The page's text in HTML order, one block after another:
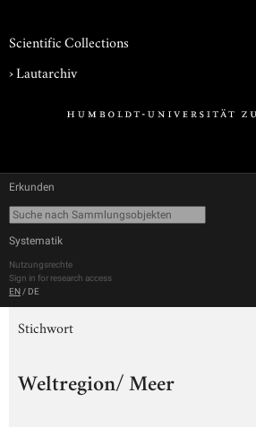
Scientific Collections
›Lautarchiv
Erkunden
Systematik
Nutzungsrechte
Sign in for research access
EN / DE
Stichwort
Weltregion/ Meer